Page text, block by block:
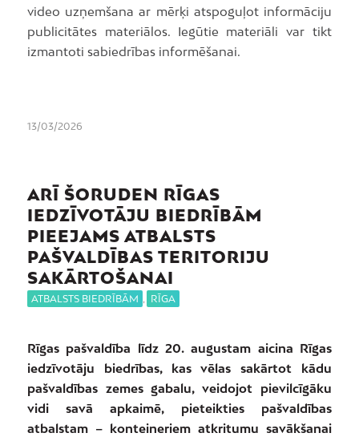
video uzņemšana ar mērķi atspoguļot informāciju
publicitātes materiālos. Iegūtie materiāli var tikt
izmantoti sabiedrības informēšanai.
13/03/2026
ARĪ ŠORUDEN RĪGAS
IEDZĪVOTĀJU BIEDRĪBĀM
PIEEJAMS ATBALSTS
PAŠVALDĪBAS TERITORIJU
SAKĀRTOŠANAI
ATBALSTS BIEDRĪBĀM , RĪGA
Rīgas pašvaldība līdz 20. augustam aicina Rīgas
iedzīvotāju biedrības, kas vēlas sakārtot kādu
pašvaldības zemes gabalu, veidojot pievilcīgāku
vidi savā apkaimē, pieteikties pašvaldības
atbalstam – konteineriem atkritumu savākšanai